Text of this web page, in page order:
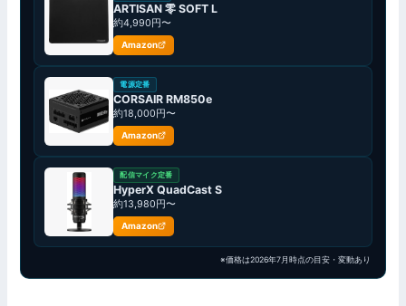
ARTISAN 零 SOFT L
約4,990円〜
Amazon
電源定番
CORSAIR RM850e
約18,000円〜
Amazon
配信マイク定番
HyperX QuadCast S
約13,980円〜
Amazon
※価格は2026年7月時点の目安・変動あり